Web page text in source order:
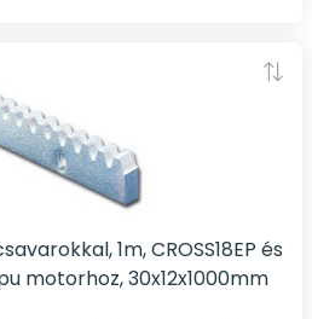
1m, CROSS18EP és
motorhoz, 30x12x1000mm